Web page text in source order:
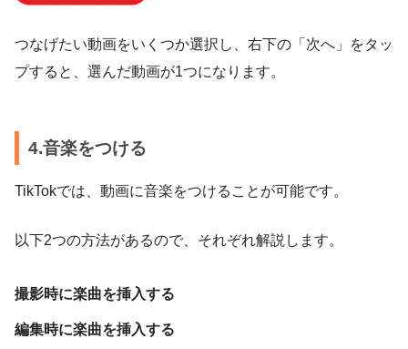
つなげたい動画をいくつか選択し、右下の「次へ」をタッ
プすると、選んだ動画が1つになります。
4.音楽をつける
TikTokでは、動画に音楽をつけることが可能です。
以下2つの方法があるので、それぞれ解説します。
撮影時に楽曲を挿入する
編集時に楽曲を挿入する